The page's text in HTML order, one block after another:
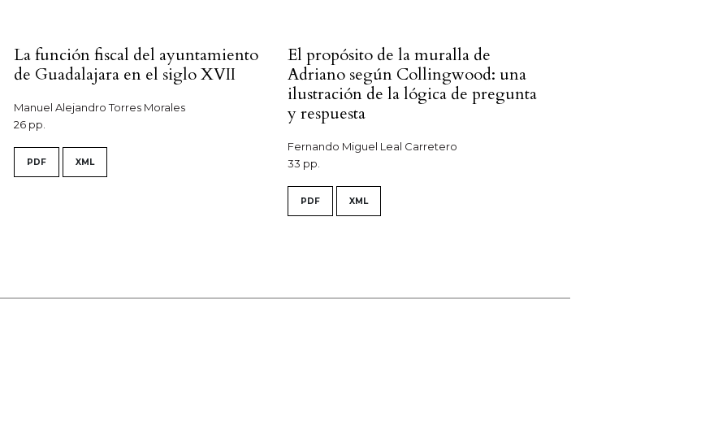
La función fiscal del ayuntamiento
de Guadalajara en el siglo XVII
Manuel Alejandro Torres Morales
26 pp.
PDF XML
El propósito de la muralla de
Adriano según Collingwood: una
ilustración de la lógica de pregunta
y respuesta
Fernando Miguel Leal Carretero
33 pp.
PDF XML